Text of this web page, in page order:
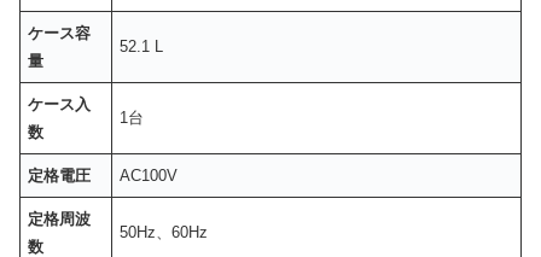
ケース容
量
52.1 L
ケース入
数
1台
定格電圧 AC100V
定格周波
数
50Hz、60Hz